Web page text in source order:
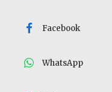
Facebook
WhatsApp